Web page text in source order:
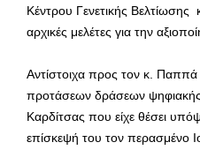
Κέντρου Γενετικής Βελτίωσης
αρχικές μελέτες για την
Αντίστοιχα προς τον κ.
προτάσεων δράσεων ψηφιακής
Καρδίτσας που είχε θέσει
επίσκεψή του τον περασμένο